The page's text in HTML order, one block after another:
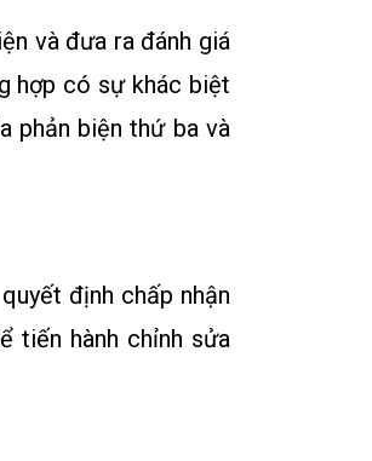
và đưa ra đánh giá
hợp có sự khác biệt
phản biện thứ ba và
định chấp nhận
tiến hành chỉnh sửa